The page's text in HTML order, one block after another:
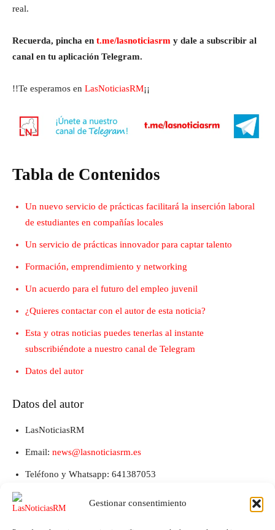
Gestionar consentimiento
real.
Recuerda, pincha en t.me/lasnoticiasrm y dale a subscribir al
canal en tu aplicación Telegram.
!!Te esperamos en LasNoticiasRM¡¡
Tabla de Contenidos
Un nuevo servicio de prácticas facilitará la inserción laboral
de estudiantes en compañías locales
Un servicio de prácticas innovador para captar talento
Formación, emprendimiento y networking
Un acuerdo para el futuro del empleo juvenil
¿Quieres contactar con el autor de esta noticia?
Esta y otras noticias puedes tenerlas al instante
subscribiéndote a nuestro canal de Telegram
Datos del autor
Datos del autor
LasNoticiasRM
Email: news@lasnoticiasrm.es
Teléfono y Whatsapp: 641387053